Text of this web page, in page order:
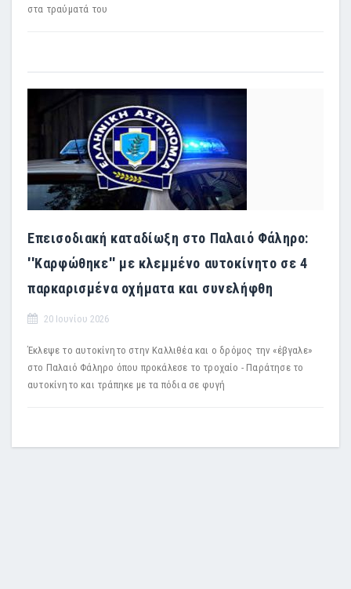
στα τραύματά του
Επεισοδιακή καταδίωξη στο Παλαιό Φάληρο:
''Καρφώθηκε'' με κλεμμένο αυτοκίνητο σε 4
παρκαρισμένα οχήματα και συνελήφθη
20 Ιουνίου 2026
Έκλεψε το αυτοκίνητο στην Καλλιθέα και ο δρόμος την «έβγαλε»
στο Παλαιό Φάληρο όπου προκάλεσε το τροχαίο - Παράτησε το
αυτοκίνητο και τράπηκε με τα πόδια σε φυγή